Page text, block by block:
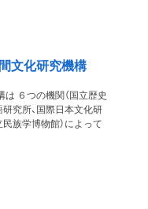
文化研究機構
６つの機関（国立歴史
研究所、国際日本文化研
族学博物館）によって